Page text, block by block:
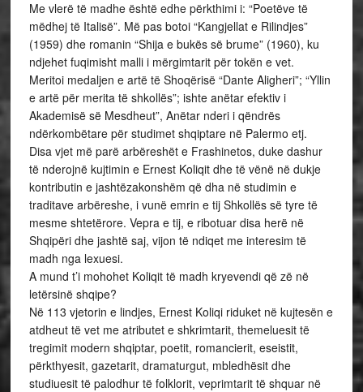
Me vlerë të madhe është edhe përkthimi i: “Poetëve të
mëdhej të Italisë”. Më pas botoi “Kangjellat e Rilindjes”
(1959) dhe romanin “Shija e bukës së brume” (1960), ku
ndjehet fuqimisht malli i mërgimtarit për tokën e vet.
Meritoi medaljen e artë të Shoqërisë “Dante Aligheri”; “Yllin
e artë për merita të shkollës”; ishte anëtar efektiv i
Akademisë së Mesdheut”, Anëtar nderi i qëndrës
ndërkombëtare për studimet shqiptare në Palermo etj.
Disa vjet më parë arbëreshët e Frashinetos, duke dashur
të nderojnë kujtimin e Ernest Koliqit dhe të vënë në dukje
kontributin e jashtëzakonshëm që dha në studimin e
traditave arbëreshe, i vunë emrin e tij Shkollës së tyre të
mesme shtetërore. Vepra e tij, e ribotuar disa herë në
Shqipëri dhe jashtë saj, vijon të ndiqet me interesim të
madh nga lexuesi.
A mund t’i mohohet Koliqit të madh kryevendi që zë në
letërsinë shqipe?
Në 113 vjetorin e lindjes, Ernest Koliqi riduket në kujtesën e
atdheut të vet me atributet e shkrimtarit, themeluesit të
tregimit modern shqiptar, poetit, romancierit, eseistit,
përkthyesit, gazetarit, dramaturgut, mbledhësit dhe
studiuesit të palodhur të folklorit, veprimtarit të shquar në